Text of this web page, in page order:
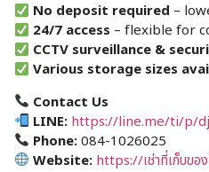
No deposit required –
24/7 access – flexible for
CCTV surveillance &
Various storage sizes
Contact Us
LINE: https://line.me/ti/p/
Phone:084-1026025
Website: https://เช่าที่เก็บขอ